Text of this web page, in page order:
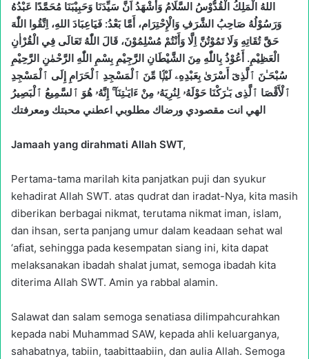
اللهُ الْمَلِكُ الْقُدُّوْسُ السَّلَامُ وَأَشْهَدُ اَنَّ سَيِّدَنَا وَحَبِيْبَنَا مُحَمَّدًا عَبْدُهُ
وَرَسُوْلُهُ صَاحِبُ الشَّرَفِ وَالْإِحْتِرَام، أَمَّا بَعْدُ: فَيَاعِبَادَ اللهِ، اِتَّقُوا اللّٰهَ
حَقَّ تُقَاتِهِ وَلَا تَمُوْتُنَّ اِلَّا وَأَنْتُمْ مُسْلِمُوْنَ، قَالَ اللّٰهُ تَعَالَى فِي الْقُرْاٰنِ
الْعَظِيْمِ. أَعُوْذُ بِاللّٰهِ مِنَ الشَّيْطَانِ الرَّجِيْمِ بِسْمِ اللّٰهِ الرَّحْمٰنِ الرَّحِيْمِ
سُبْحَـٰنَ ٱلَّذِىٓ أَسْرَىٰ بِعَبْدِهِۦ لَيْلًۭا مِّنَ ٱلْمَسْجِدِ ٱلْحَرَامِ إِلَى ٱلْمَسْجِدِ
ٱلْأَقْصَا ٱلَّذِى بَـٰرَكْنَا حَوْلَهُۥ لِنُرِيَهُۥ مِنْ ءَايَـٰتِنَآ ۚ إِنَّهُۥ هُوَ ٱلسَّمِيعُ ٱلْبَصِيرُ
الهي انت مقصودي ورضاك مطلوبي اعطني محبتك ومعرفتك
Jamaah yang dirahmati Allah SWT,
Pertama-tama marilah kita panjatkan puji dan syukur
kehadirat Allah SWT. atas qudrat dan iradat-Nya, kita masih
diberikan berbagai nikmat, terutama nikmat iman, islam,
dan ihsan, serta panjang umur dalam keadaan sehat wal
‘afiat, sehingga pada kesempatan siang ini, kita dapat
melaksanakan ibadah shalat jumat, semoga ibadah kita
diterima Allah SWT. Amin ya rabbal alamin.
Salawat dan salam semoga senatiasa dilimpahcurahkan
kepada nabi Muhammad SAW, kepada ahli keluarganya,
sahabatnya, tabiin, taabittaabiin, dan aulia Allah. Semoga